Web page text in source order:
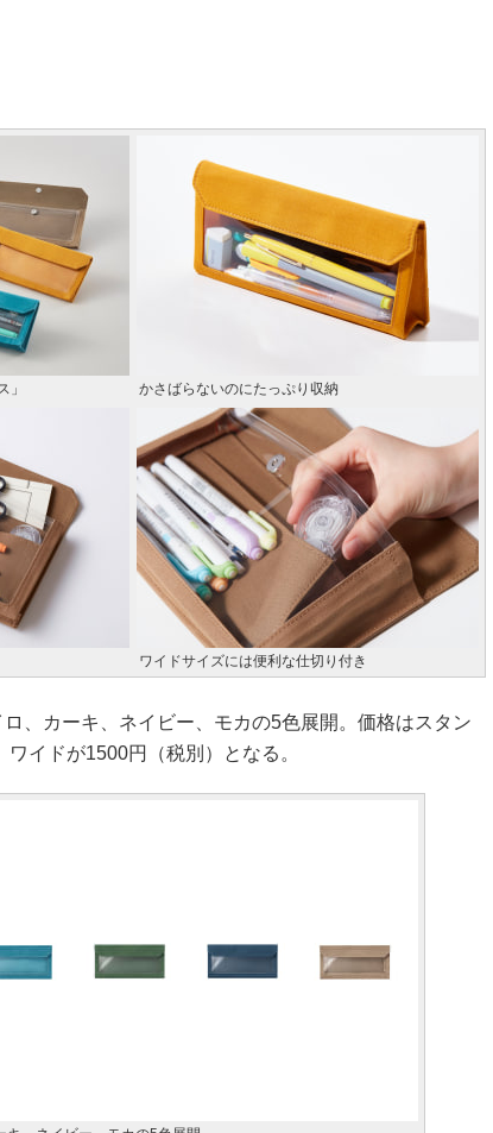
」 かさばらないのにたっぷり収納
ワイドサイズには便利な仕切り付き
、カーキ、ネイビー、モカの5色展開。価格はスタン
イドが1500円（税別）となる。